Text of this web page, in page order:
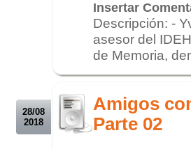
Insertar
Descripción: -
asesor del
de Memoria,
28/08
2018
Amigos
Parte 02